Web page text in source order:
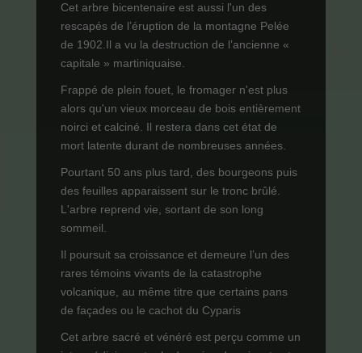
Cet arbre bicentenaire est aussi l'un des
rescapés de l’éruption de la montagne Pelée
de 1902.Il a vu la destruction de l’ancienne «
capitale » martiniquaise.
Frappé de plein fouet, le fromager n'est plus
alors qu'un vieux morceau de bois entièrement
noirci et calciné. Il restera dans cet état de
mort latente durant de nombreuses années.
Pourtant 50 ans plus tard, des bourgeons puis
des feuilles apparaissent sur le tronc brûlé.
L'arbre reprend vie, sortant de son long
sommeil.
Il poursuit sa croissance et demeure l’un des
rares témoins vivants de la catastrophe
volcanique, au même titre que certains pans
de façades ou le cachot du Cyparis
Cet arbre sacré et vénéré est perçu comme un